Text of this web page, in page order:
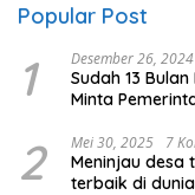
Popular Post
1 Desember 26, 2024
Sudah 13
Minta
2 Mei 30, 2025 7
Meninjau desa
terbaik di dunia